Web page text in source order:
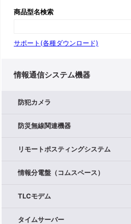
商品型名検索
サポート(各種ダウンロード)
情報通信システム機器
防犯カメラ
防災無線関連機器
リモートポスティングシステム
情報分電盤（コムスペース）
TLCモデム
タイムサーバー